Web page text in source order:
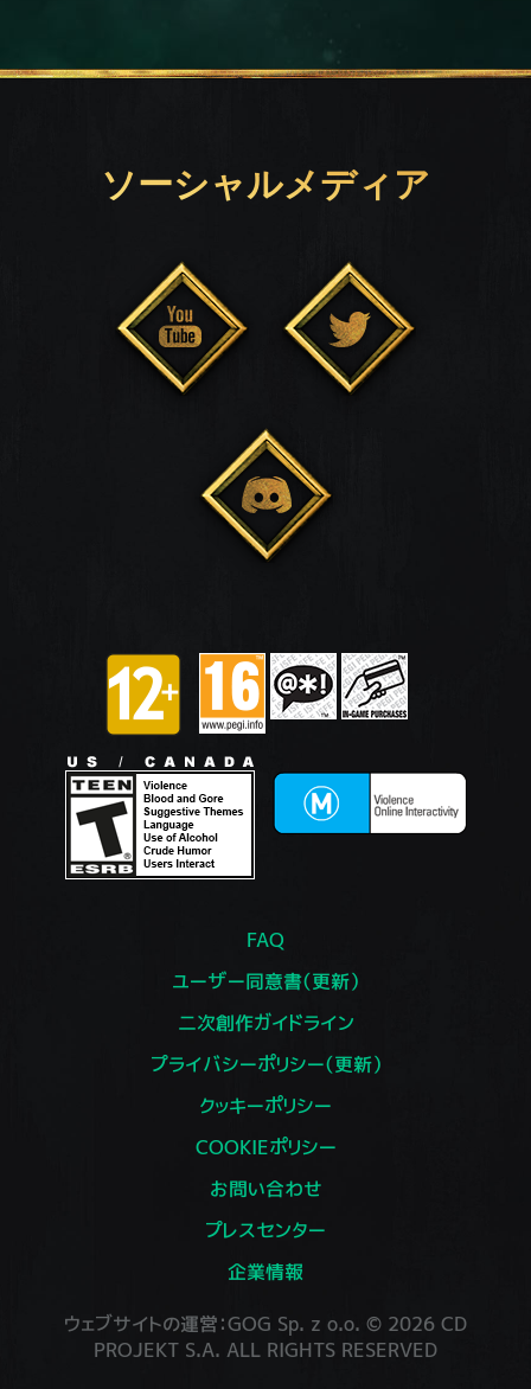
ソーシャルメディア
FAQ
ユーザー同意書（更新）
二次創作ガイドライン
プライバシーポリシー（更新）
クッキーポリシー
COOKIEポリシー
お問い合わせ
プレスセンター
企業情報
ウェブサイトの運営：GOG Sp. z o.o. © 2026 CD
PROJEKT S.A. ALL RIGHTS RESERVED